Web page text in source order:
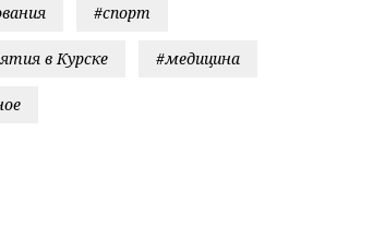
#спорт
в Курске #медицина